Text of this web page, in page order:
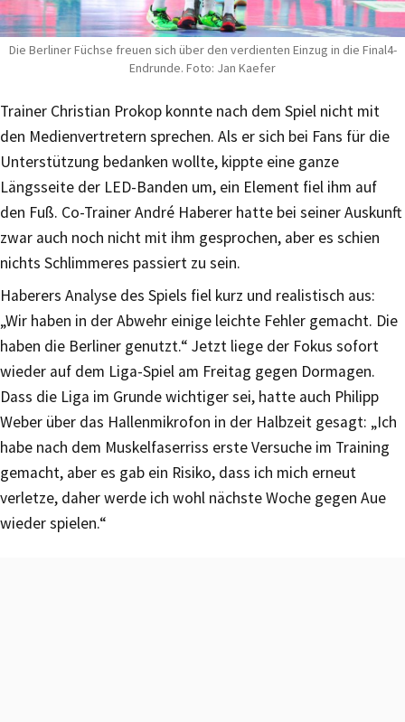
Die Berliner Füchse freuen sich über den verdienten Einzug in die Final4-
Endrunde. Foto: Jan Kaefer
Trainer Christian Prokop konnte nach dem Spiel nicht mit
den Medienvertretern sprechen. Als er sich bei Fans für die
Unterstützung bedanken wollte, kippte eine ganze
Längsseite der LED-Banden um, ein Element fiel ihm auf
den Fuß. Co-Trainer André Haberer hatte bei seiner Auskunft
zwar auch noch nicht mit ihm gesprochen, aber es schien
nichts Schlimmeres passiert zu sein.
Haberers Analyse des Spiels fiel kurz und realistisch aus:
„Wir haben in der Abwehr einige leichte Fehler gemacht. Die
haben die Berliner genutzt.“ Jetzt liege der Fokus sofort
wieder auf dem Liga-Spiel am Freitag gegen Dormagen.
Dass die Liga im Grunde wichtiger sei, hatte auch Philipp
Weber über das Hallenmikrofon in der Halbzeit gesagt: „Ich
habe nach dem Muskelfaserriss erste Versuche im Training
gemacht, aber es gab ein Risiko, dass ich mich erneut
verletze, daher werde ich wohl nächste Woche gegen Aue
wieder spielen.“